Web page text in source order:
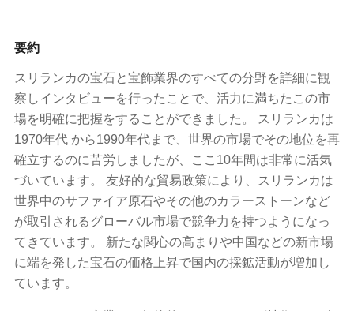
要約
スリランカの宝石と宝飾業界のすべての分野を詳細に観
察しインタビューを行ったことで、活力に満ちたこの市
場を明確に把握をすることができました。 スリランカは
1970年代 から1990年代まで、世界の市場でその地位を再
確立するのに苦労しましたが、ここ10年間は非常に活気
づいています。 友好的な貿易政策により、スリランカは
世界中のサファイア原石やその他のカラーストーンなど
が取引されるグローバル市場で競争力を持つようになっ
てきています。 新たな関心の高まりや中国などの新市場
に端を発した宝石の価格上昇で国内の採鉱活動が増加し
ています。